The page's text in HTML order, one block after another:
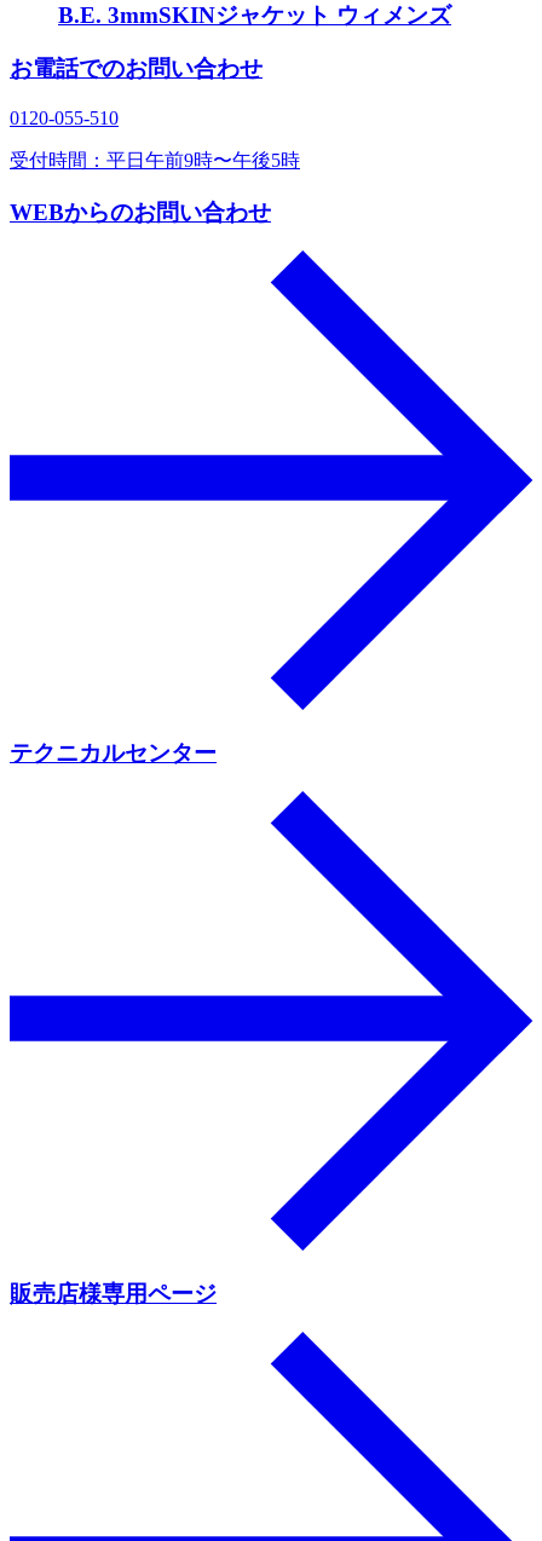
B.E. 3mmSKINジャケット ウィメンズ
お電話でのお問い合わせ
0120‐055‐510
受付時間：平日午前9時〜午後5時
WEBからのお問い合わせ
テクニカルセンター
販売店様専用ページ